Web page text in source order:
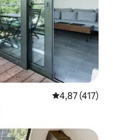
Priemerné
4,87 (417)